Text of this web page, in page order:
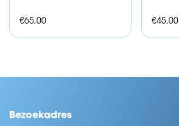
€65,00 €45,00
Bezoekadres